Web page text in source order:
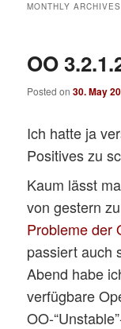
MONTHLY
OO
Posted on30. May
Ich hatte ja
Positives zu
Kaum lässt
von gestern
Probleme der
passiert auch
Abend habe
verfügbare
OO-